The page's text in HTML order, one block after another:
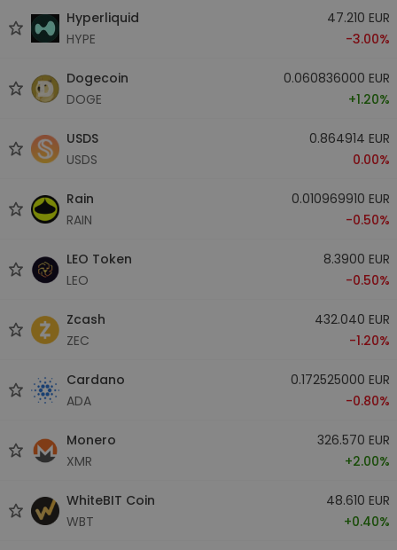
Hyperliquid
HYPE
47.210 EUR
-3.00%
Dogecoin
DOGE
0.060836000 EUR
+1.20%
USDS
USDS
0.864914 EUR
0.00%
Rain
RAIN
0.010969910 EUR
-0.50%
LEO Token
LEO
8.3900 EUR
-0.50%
Zcash
ZEC
432.040 EUR
-1.20%
Cardano
ADA
0.172525000 EUR
-0.80%
Monero
XMR
326.570 EUR
+2.00%
WhiteBIT Coin
WBT
48.610 EUR
+0.40%